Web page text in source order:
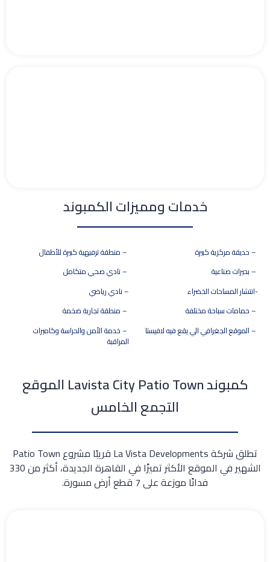
خدمات ومميزات الكمبوند
– حديقة مركزية كبيرة
– بحيرات صناعية
-انتشار المساحات الخضراء
– حمامات سباحة مختلفة
– الموقع الجغرافي الي يقع فيه لافيستا
– منطقة ترفيهية كبيرة للأطفال
– نادي صحي متكامل
– نادي رياضي
– منطقة تجارية ضخمة
– خدمة الأمن والحراسة وكاميرات
المراقبة
كمبوند Lavista City Patio Town الموقع
التجمع الخامس
تطلق شركة La Vista Developments قريبًا مشروع Patio Town
الشهير في الموقع الأكثر تميزًا في القاهرة الجديدة، أكثر من 330
فدانًا موزعة على 7 قطع أرض مسورة.